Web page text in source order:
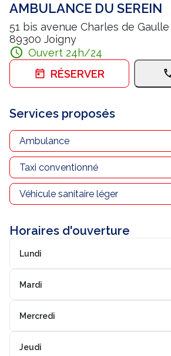
Espace adhérent
E-paiement
Trouver un centre JUSSIEU
AMBULANCE DU SEREIN
51 bis avenue Charles de Gaulle
89300 Joigny
Ouvert 24h/24
RÉSERVER
Services proposés
Ambulance
Taxi conventionné
Véhicule sanitaire léger
Horaires d'ouverture
Lundi
Mardi
Mercredi
Jeudi